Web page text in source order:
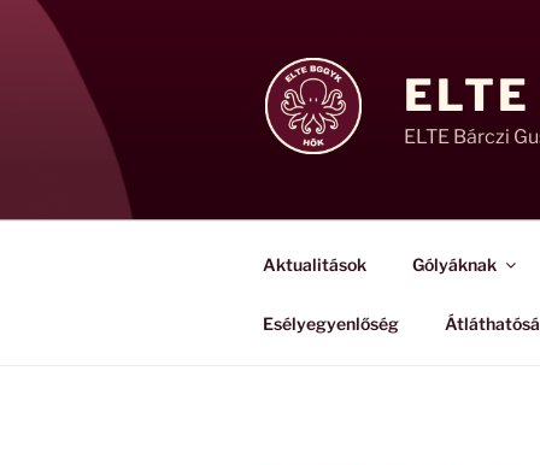
Tartalomhoz
ELTE Bárczi
Aktualitások Gólyáknak
Esélyegyenlőség